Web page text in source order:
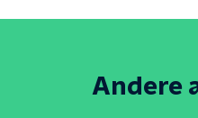
Andere